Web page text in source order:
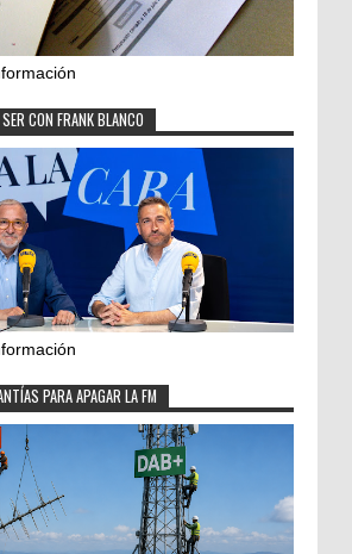
CON FRANK BLANCO
PARA APAGAR LA FM